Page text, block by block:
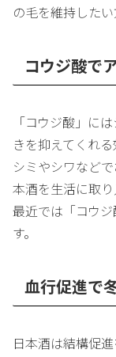
の毛を維持したい
コウジ酸で
「コウジ酸」に
きを抑えてくれる
シミやシワなど
本酒を生活に取
最近では「コウ
す。
血行促進で
日本酒は結構促進